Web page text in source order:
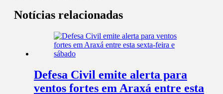
Notícias relacionadas
Defesa Civil emite alerta para
ventos fortes em Araxá entre esta